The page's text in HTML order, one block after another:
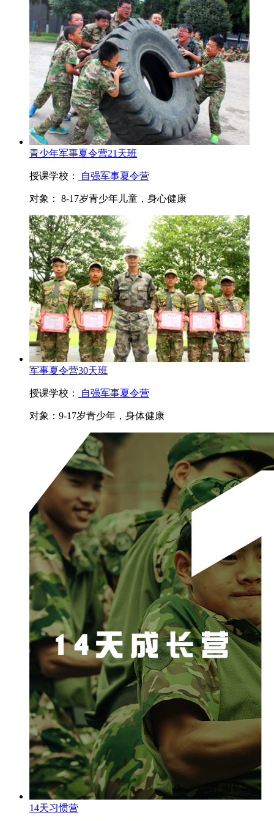
青少年军事夏令营21天班
授课学校： 自强军事夏令营
对象： 8-17岁青少年儿童，身心健康
军事夏令营30天班
授课学校： 自强军事夏令营
对象： 9-17岁青少年，身体健康
14天习惯营